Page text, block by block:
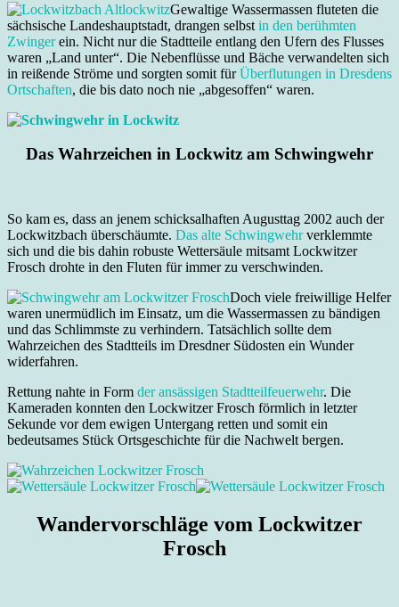
Gewaltige Wassermassen fluteten die
sächsische Landeshauptstadt, drangen selbst in den berühmten
Zwingerein. Nicht nur die Stadtteile entlang den Ufern des Flusses
waren „Land unter“. Die Nebenflüsse und Bäche verwandelten sich
in reißende Ströme und sorgten somit fürÜberflutungen in Dresdens
Ortschaften, die bis dato noch nie „abgesoffen“ waren.
Das Wahrzeichen in Lockwitz am Schwingwehr
So kam es, dass an jenem schicksalhaften Augusttag 2002 auch der
Lockwitzbach überschäumte. Das alte Schwingwehrverklemmte
sich und die bis dahin robuste Wettersäule mitsamt Lockwitzer
Frosch drohte in den Fluten für immer zu verschwinden.
Doch viele freiwillige Helfer
waren unermüdlich im Einsatz, um die Wassermassen zu bändigen
und das Schlimmste zu verhindern. Tatsächlich sollte dem
Wahrzeichen des Stadtteils im Dresdner Südosten ein Wunder
widerfahren.
Rettung nahte in Form der ansässigen Stadtteilfeuerwehr. Die
Kameraden konnten den Lockwitzer Frosch förmlich in letzter
Sekunde vor dem ewigen Untergang retten und somit ein
bedeutsames Stück Ortsgeschichte für die Nachwelt bergen.
Wandervorschläge vom Lockwitzer
Frosch